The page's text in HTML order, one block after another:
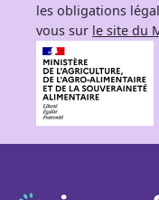
les obligations
vous sur le site du